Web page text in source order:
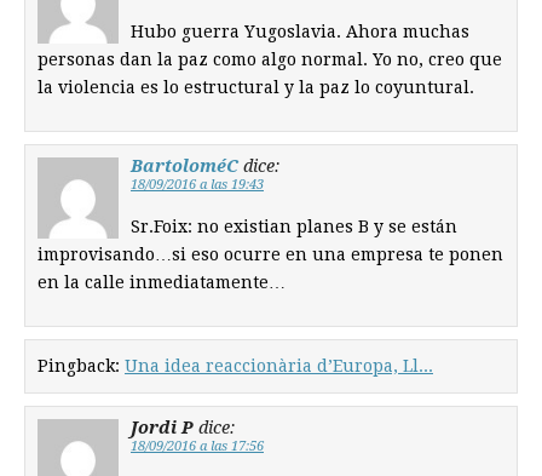
Hubo guerra Yugoslavia. Ahora muchas
personas dan la paz como algo normal. Yo no, creo que
la violencia es lo estructural y la paz lo coyuntural.
BartoloméC dice:
18/09/2016 a las 19:43
Sr.Foix: no existian planes B y se están
improvisando…si eso ocurre en una empresa te ponen
en la calle inmediatamente…
Pingback: Una idea reaccionària d’Europa, Ll...
Jordi P dice:
18/09/2016 a las 17:56